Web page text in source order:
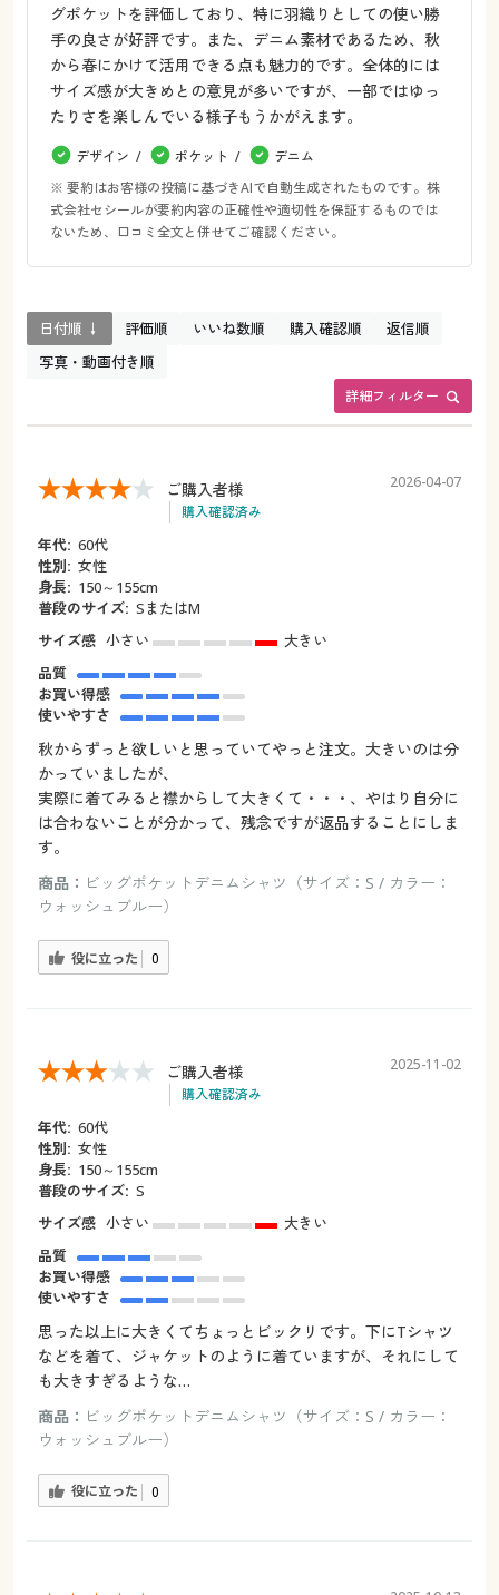
グポケットを評価しており、特に羽織りとしての使い勝
手の良さが好評です。また、デニム素材であるため、秋
から春にかけて活用できる点も魅力的です。全体的には
サイズ感が大きめとの意見が多いですが、一部ではゆっ
たりさを楽しんでいる様子もうかがえます。
デザイン ポケット
デニム
※ 要約はお客様の投稿に基づきAIで自動生成されたものです。株
式会社セシールが要約内容の正確性や適切性を保証するものでは
ないため、口コミ全文と併せてご確認ください。
詳細フィルター
日付順 ↓ 評価順 いいね数順 購入確認順
返信順
写真・動画付き順
ご購入者様
購入確認済み
2026-04-07
年代: 60代
性別: 女性
身長: 150～155cm
普段のサイズ: SまたはM
サイズ感 小さい
大きい
品質
お買い得感
使いやすさ
秋からずっと欲しいと思っていてやっと注文。大きいのは分
かっていましたが、
実際に着てみると襟からして大きくて・・・、やはり自分に
は合わないことが分かって、残念ですが返品することにしま
す。
商品： ビッグポケットデニムシャツ（サイズ：S / カラー：
ウォッシュブルー）
役に立った 0
ご購入者様
購入確認済み
2025-11-02
年代: 60代
性別: 女性
身長: 150～155cm
普段のサイズ: S
サイズ感 小さい
大きい
品質
お買い得感
使いやすさ
思った以上に大きくてちょっとビックリです。下にTシャツ
などを着て、ジャケットのように着ていますが、それにして
も大きすぎるような…
商品： ビッグポケットデニムシャツ（サイズ：S / カラー：
ウォッシュブルー）
役に立った 0